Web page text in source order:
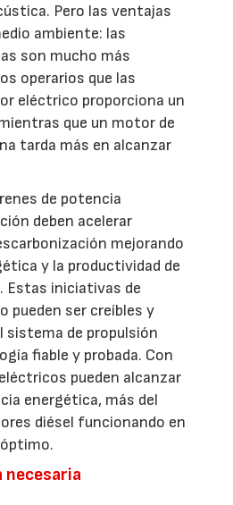
Pero las ventajas
ambiente: las
son mucho más
operarios que las
eléctrico proporciona un
que un motor de
tarda más en alcanzar
de potencia
deben acelerar
mejorando
y la productividad de
Estas iniciativas de
pueden ser creíbles y
sistema de propulsión
fiable y probada. Con
pueden alcanzar
energética, más del
diésel funcionando en